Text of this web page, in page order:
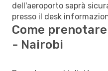
dell'aeroporto saprà
presso il desk
Come
- Nairobi